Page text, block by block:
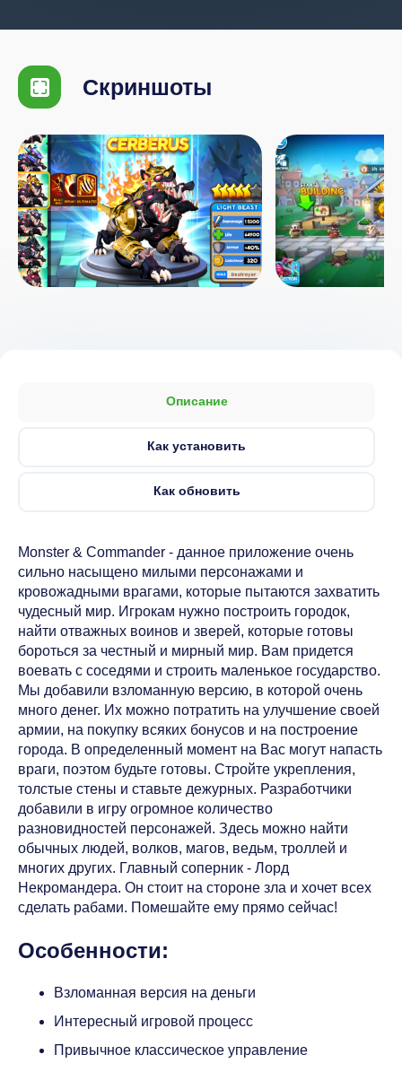
Скриншоты
Описание
Как установить
Как обновить
Monster & Commander - данное приложение очень
сильно насыщено милыми персонажами и
кровожадными врагами, которые пытаются захватить
чудесный мир. Игрокам нужно построить городок,
найти отважных воинов и зверей, которые готовы
бороться за честный и мирный мир. Вам придется
воевать с соседями и строить маленькое государство.
Мы добавили взломанную версию, в которой очень
много денег. Их можно потратить на улучшение своей
армии, на покупку всяких бонусов и на построение
города. В определенный момент на Вас могут напасть
враги, поэтом будьте готовы. Стройте укрепления,
толстые стены и ставьте дежурных. Разработчики
добавили в игру огромное количество
разновидностей персонажей. Здесь можно найти
обычных людей, волков, магов, ведьм, троллей и
многих других. Главный соперник - Лорд
Некромандера. Он стоит на стороне зла и хочет всех
сделать рабами. Помешайте ему прямо сейчас!
Особенности:
Взломанная версия на деньги
Интересный игровой процесс
Привычное классическое управление